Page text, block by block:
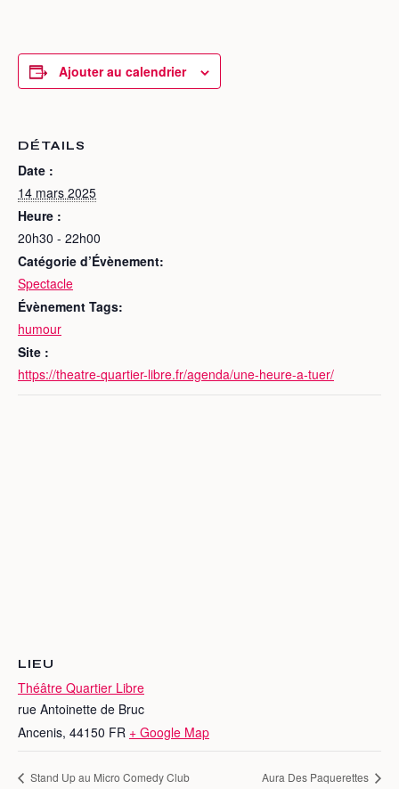
Ajouter au calendrier
DÉTAILS
Date :
14 mars 2025
Heure :
20h30 - 22h00
Catégorie d’Évènement:
Spectacle
Évènement Tags:
humour
Site :
https://theatre-quartier-libre.fr/agenda/une-heure-a-tuer/
LIEU
Théâtre Quartier Libre
rue Antoinette de Bruc
Ancenis, 44150 FR + Google Map
Stand Up au Micro Comedy Club Aura Des Paquerettes